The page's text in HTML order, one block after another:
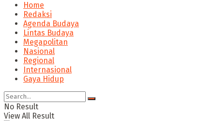
Home
Redaksi
Agenda Budaya
Lintas Budaya
Megapolitan
Nasional
Regional
Internasional
Gaya Hidup
No Result
View All Result